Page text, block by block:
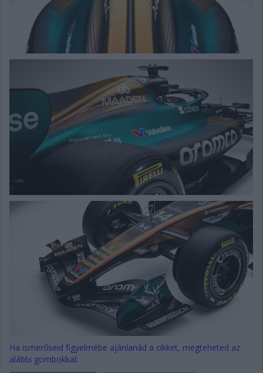
Ha ismerőseid figyelmébe ajánlanád a cikket, megteheted az
alábbi gombokkal: